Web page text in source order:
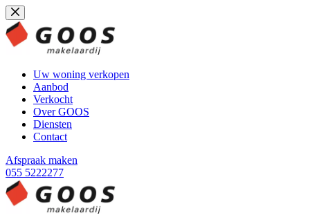
Ga
naar
de
inhoud
Uw woning verkopen
Aanbod
Verkocht
Over GOOS
Diensten
Contact
Afspraak maken
055 5222277